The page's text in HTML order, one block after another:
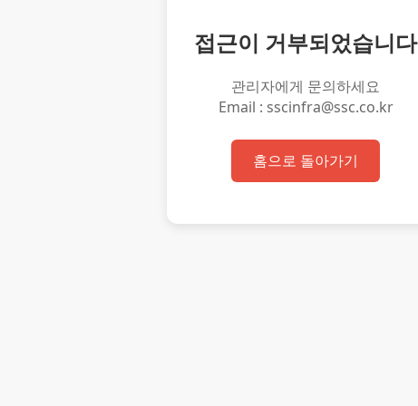
접근이 거부되었습니다
관리자에게 문의하세요
Email : sscinfra@ssc.co.kr
홈으로 돌아가기